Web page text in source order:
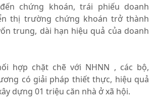
chứng khoán, trái phiếu doanh
thị trường chứng khoán trở thành
trung, dài hạn hiệu quả của doanh
hợp chặt chẽ với NHNN , các bộ,
có giải pháp thiết thực, hiệu quả
dựng 01 triệu căn nhà ở xã hội.